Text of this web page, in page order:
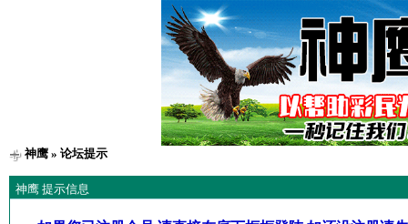
神鹰» 论坛提示
神鹰 提示信息